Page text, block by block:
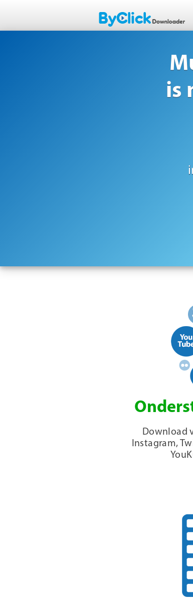
is
Download
Instagram,